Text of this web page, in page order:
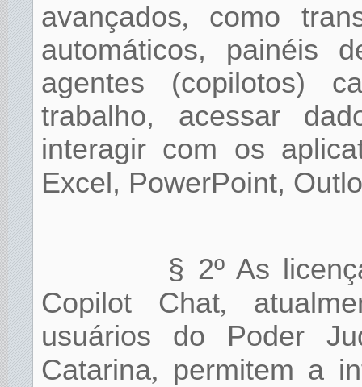
avançados, como
automáticos, painéis
agentes (copilotos)
trabalho, acessar
interagir com os
Excel, PowerPoint,
§ 2º As
Copilot Chat,
usuários do Poder
Catarina, permitem a